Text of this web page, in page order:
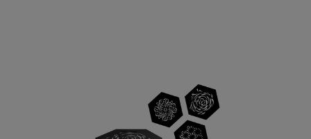
Niebanalny stolik pomocniczy, który nie tylko umili
odpoczynek ale doda uroku i charakteru Twojej